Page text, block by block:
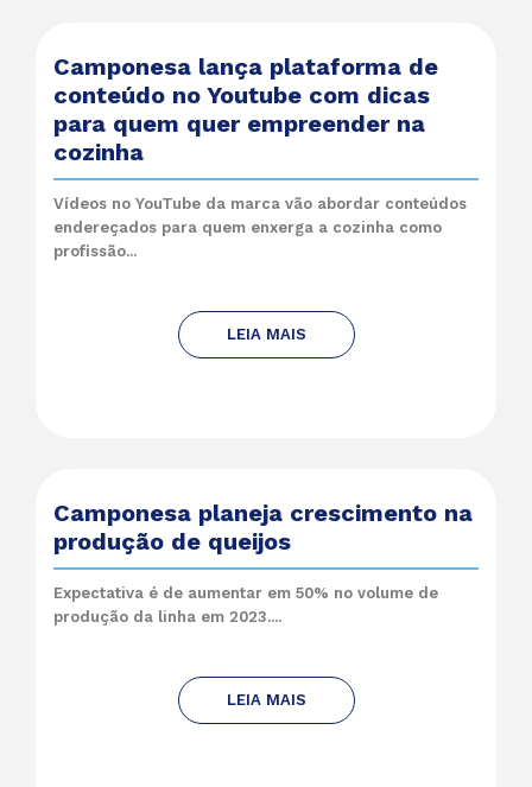
Camponesa lança plataforma de
conteúdo no Youtube com dicas
para quem quer empreender na
cozinha
Vídeos no YouTube da marca vão abordar conteúdos
endereçados para quem enxerga a cozinha como
profissão...
LEIA MAIS
Camponesa planeja crescimento na
produção de queijos
Expectativa é de aumentar em 50% no volume de
produção da linha em 2023....
LEIA MAIS